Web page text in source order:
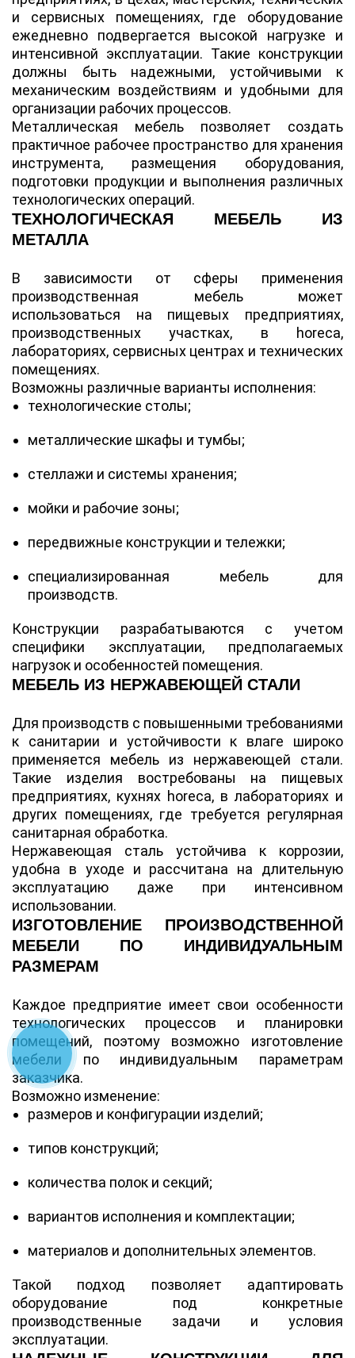
и сервисных помещениях, где оборудование
ежедневно подвергается высокой нагрузке и
интенсивной эксплуатации. Такие конструкции
должны быть надежными, устойчивыми к
механическим воздействиям и удобными для
организации рабочих процессов.
Металлическая мебель позволяет создать
практичное рабочее пространство для хранения
инструмента, размещения оборудования,
подготовки продукции и выполнения различных
технологических операций.
ТЕХНОЛОГИЧЕСКАЯ МЕБЕЛЬ ИЗ
МЕТАЛЛА
В зависимости от сферы применения
производственная мебель может
использоваться на пищевых предприятиях,
производственных участках, в horeca,
лабораториях, сервисных центрах и технических
помещениях.
Возможны различные варианты исполнения:
технологические столы;
металлические шкафы и тумбы;
стеллажи и системы хранения;
мойки и рабочие зоны;
передвижные конструкции и тележки;
специализированная мебель для
производств.
Конструкции разрабатываются с учетом
специфики эксплуатации, предполагаемых
нагрузок и особенностей помещения.
МЕБЕЛЬ ИЗ НЕРЖАВЕЮЩЕЙ СТАЛИ
Для производств с повышенными требованиями
к санитарии и устойчивости к влаге широко
применяется мебель из нержавеющей стали.
Такие изделия востребованы на пищевых
предприятиях, кухнях horeca, в лабораториях и
других помещениях, где требуется регулярная
санитарная обработка.
Нержавеющая сталь устойчива к коррозии,
удобна в уходе и рассчитана на длительную
эксплуатацию даже при интенсивном
использовании.
ИЗГОТОВЛЕНИЕ ПРОИЗВОДСТВЕННОЙ
МЕБЕЛИ ПО ИНДИВИДУАЛЬНЫМ
РАЗМЕРАМ
Каждое предприятие имеет свои особенности
технологических процессов и планировки
помещений, поэтому возможно изготовление
мебели по индивидуальным параметрам
заказчика.
Возможно изменение:
размеров и конфигурации изделий;
типов конструкций;
количества полок и секций;
вариантов исполнения и комплектации;
материалов и дополнительных элементов.
Такой подход позволяет адаптировать
оборудование под конкретные
производственные задачи и условия
эксплуатации.